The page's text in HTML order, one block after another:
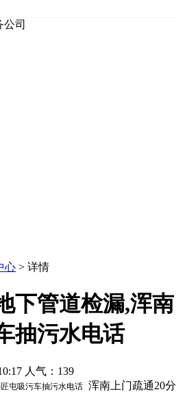
司
心 > 详情
下管道检漏,浑南
抽污水电话
人气：139
屯吸污车抽污水电话 浑南上门疏通20分